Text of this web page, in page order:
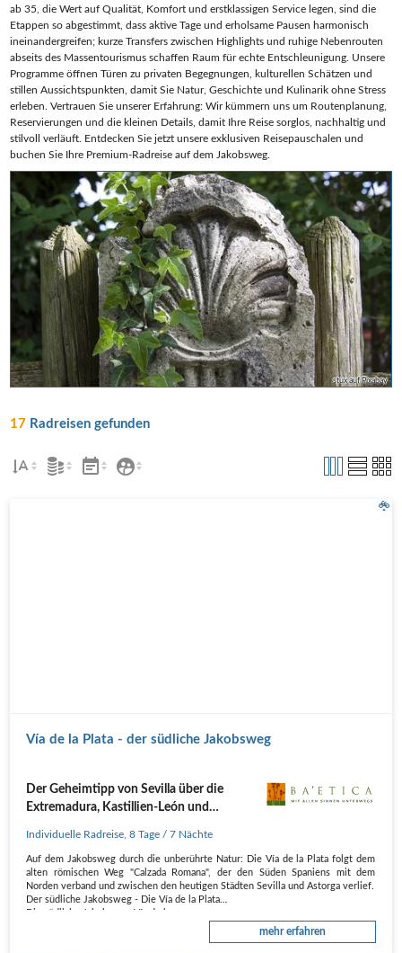
stux auf Pixabay
ab 35, die Wert auf Qualität, Komfort und erstklassigen Service legen, sind die
Etappen so abgestimmt, dass aktive Tage und erholsame Pausen harmonisch
ineinandergreifen; kurze Transfers zwischen Highlights und ruhige Nebenrouten
abseits des Massentourismus schaffen Raum für echte Entschleunigung. Unsere
Programme öffnen Türen zu privaten Begegnungen, kulturellen Schätzen und
stillen Aussichtspunkten, damit Sie Natur, Geschichte und Kulinarik ohne Stress
erleben. Vertrauen Sie unserer Erfahrung: Wir kümmern uns um Routenplanung,
Reservierungen und die kleinen Details, damit Ihre Reise sorglos, nachhaltig und
stilvoll verläuft. Entdecken Sie jetzt unsere exklusiven Reisepauschalen und
buchen Sie Ihre Premium‑Radreise auf dem Jakobsweg.
17 Radreisen gefunden
Vía de la Plata - der südliche Jakobsweg
Der Geheimtipp von Sevilla über die
Extremadura, Kastillien-León und
Individuelle Radreise ,8 Tage / 7 Nächte
Auf dem Jakobsweg durch die unberührte Natur: Die Vía de la Plata folgt dem
alten römischen Weg "Calzada Romana", der den Süden Spaniens mit dem
Norden verband und zwischen den heutigen Städten Sevilla und Astorga verlief.
Der südliche Jakobsweg - Die Vía de la Plata
mehr erfahren